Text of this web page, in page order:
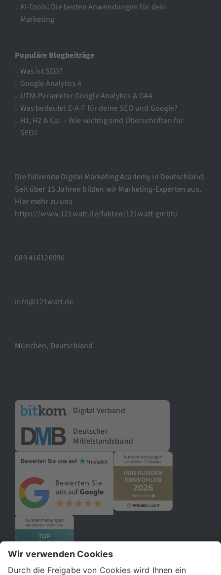
KI-Tools: Die besten Anwendungen für dein
Marketing
Populäre Blogbeiträge
Was ist SEO?
Google Analytics 4
UTM-Parameter Google Analytics & GA4
Was bedeutet E-A-T für deine SEO und Google?
H1, H2 & Co! – Wie wichtig sind Überschriften für
SEO?
Die führende Digital Marketing Academy in Deutschland.
Seit über 15 Jahren bilden wir Marketing-Experten aus.
Hier mehr zu uns
https://www.121watt.de/fakten/121watt-gmbh/
089 416126990
info@121watt.de
München, Deutschland
Digital Verband
Deutscher
Mittelstandsbund